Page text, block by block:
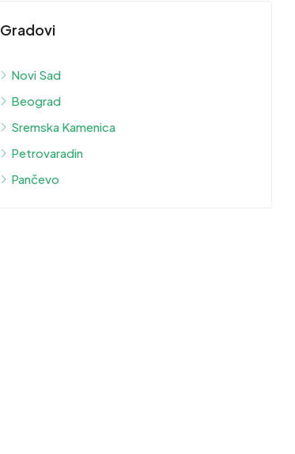
Gradovi
Novi Sad
Beograd
Sremska Kamenica
Petrovaradin
Pančevo